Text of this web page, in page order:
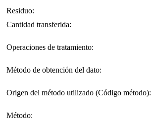
Residuo:
Cantidad transferida:
Operaciones de tratamiento:
Método de obtención del dato:
Origen del método utilizado (Código método):
Método: